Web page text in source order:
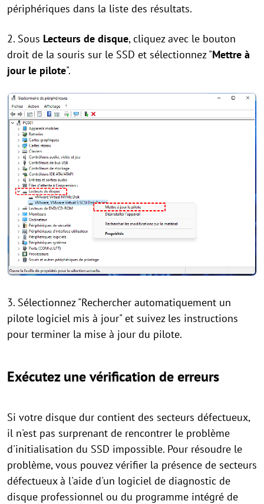
périphériques dans la liste des résultats.
2. Sous Lecteurs de disque, cliquez avec le bouton
droit de la souris sur le SSD et sélectionnez "Mettre à
jour le pilote".
3. Sélectionnez "Rechercher automatiquement un
pilote logiciel mis à jour" et suivez les instructions
pour terminer la mise à jour du pilote.
Exécutez une vérification de erreurs
Si votre disque dur contient des secteurs défectueux,
il n'est pas surprenant de rencontrer le problème
d'initialisation du SSD impossible. Pour résoudre le
problème, vous pouvez vérifier la présence de secteurs
défectueux à l'aide d'un logiciel de diagnostic de
disque professionnel ou du programme intégré de